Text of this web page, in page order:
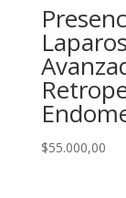
$55.000,00